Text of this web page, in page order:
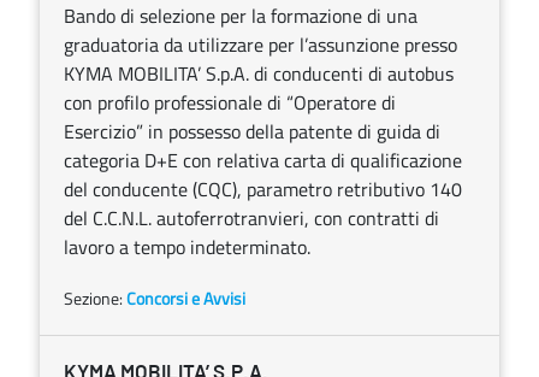
Bando di selezione per la formazione di una
graduatoria da utilizzare per l’assunzione presso
KYMA MOBILITA’ S.p.A. di conducenti di autobus
con profilo professionale di “Operatore di
Esercizio” in possesso della patente di guida di
categoria D+E con relativa carta di qualificazione
del conducente (CQC), parametro retributivo 140
del C.C.N.L. autoferrotranvieri, con contratti di
lavoro a tempo indeterminato.
Sezione:Concorsi e Avvisi
KYMA MOBILITA’ S.P.A.